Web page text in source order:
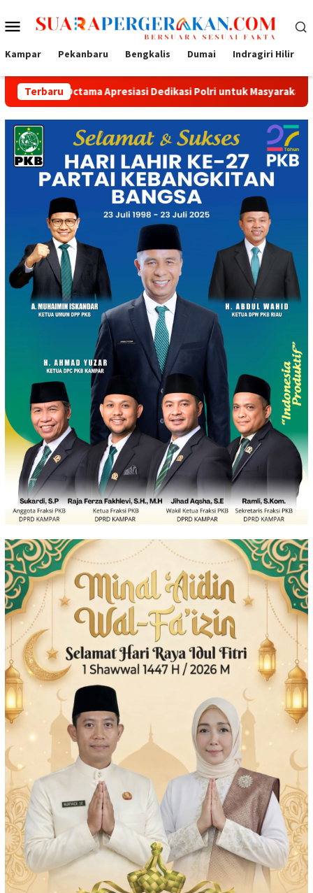
ke
Menu
Mobile
Kampar Pekanbaru Bengkalis Dumai Indragiri Hilir
Terbaru
Apresiasi Dedikasi Polri untuk Masyarakat Tak